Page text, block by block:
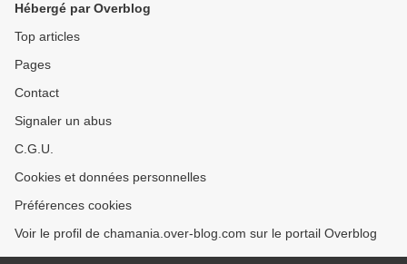
Hébergé par Overblog
Top articles
Pages
Contact
Signaler un abus
C.G.U.
Cookies et données personnelles
Préférences cookies
Voir le profil de chamania.over-blog.com sur le portail Overblog